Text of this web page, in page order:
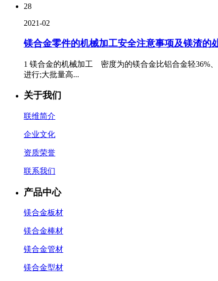
28
2021-02
镁合金零件的机械加工安全注意事项及镁渣的
1 镁合金的机械加工 密度为的镁合金比铝合金轻36%
进行;大批量高...
关于我们
联维简介
企业文化
资质荣誉
联系我们
产品中心
镁合金板材
镁合金棒材
镁合金管材
镁合金型材